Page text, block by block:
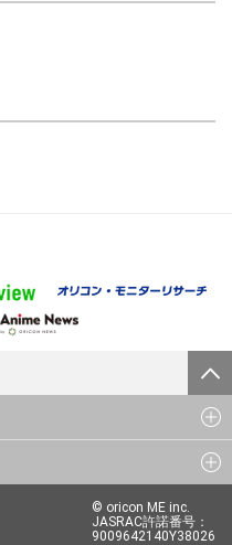
© oricon ME inc.
JASRAC許諾番号：
9009642140Y38026